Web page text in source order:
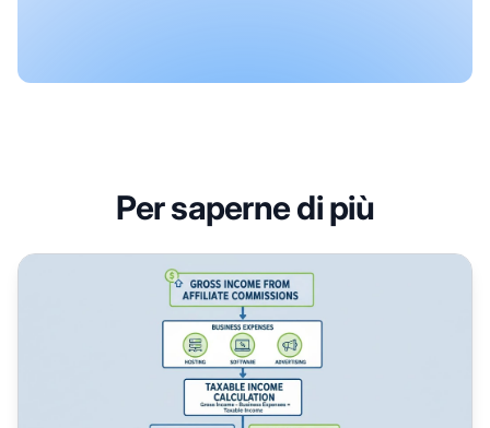
Per saperne di più
Il reddito da affiliazione è tassabile? Comprendere i tuoi